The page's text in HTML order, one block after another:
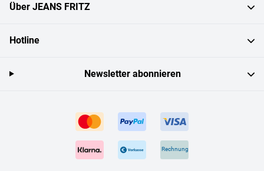
Über JEANS FRITZ
Hotline
Rechnung
Newsletter abonnieren